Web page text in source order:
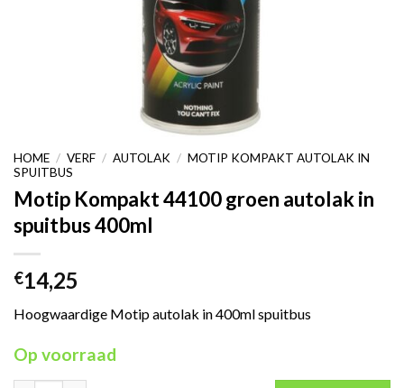
HOME / VERF / AUTOLAK / MOTIP KOMPAKT AUTOLAK IN
SPUITBUS
Motip Kompakt 44100 groen autolak in
spuitbus 400ml
€14,25
Hoogwaardige Motip autolak in 400ml spuitbus
Op voorraad